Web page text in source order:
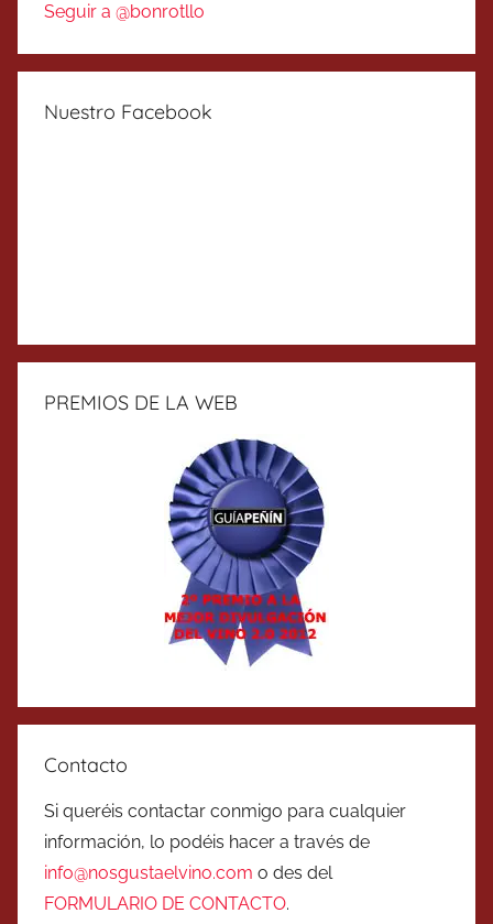
Seguir a @bonrotllo
Nuestro Facebook
PREMIOS DE LA WEB
Contacto
Si queréis contactar conmigo para cualquier
información, lo podéis hacer a través de
info@nosgustaelvino.com o des del
FORMULARIO DE CONTACTO.